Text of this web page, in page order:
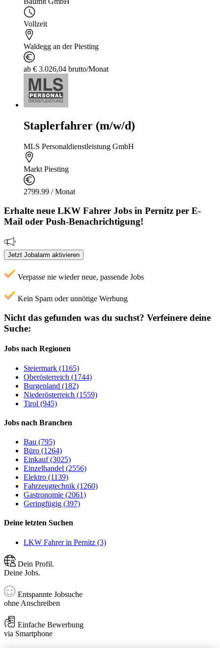
Vollzeit
Waldegg an der Piesting
ab € 3.026,04 brutto/Monat
Staplerfahrer (m/w/d)
MLS Personaldienstleistung GmbH
Markt Piesting
2799.99 / Monat
Erhalte neue LKW Fahrer Jobs in Pernitz per E-
Mail oder Push-Benachrichtigung!
Jetzt Jobalarm aktivieren
Verpasse nie wieder neue, passende Jobs
Kein Spam oder unnötige Werbung
Nicht das gefunden was du suchst? Verfeinere deine
Suche:
Jobs nach Regionen
Steiermark (1165)
Oberösterreich (1744)
Burgenland (182)
Niederösterreich (1559)
Tirol (945)
Jobs nach Branchen
Bau (795)
Büro (1264)
Einkauf (3025)
Einzelhandel (2556)
Elektro (1139)
Fahrzeugtechnik (1260)
Gastronomie (2061)
Geringfügig (397)
Deine letzten Suchen
LKW Fahrer in Pernitz (3)
Dein Profil.
Deine Jobs.
Entspannte Jobsuche
ohne Anschreiben
Einfache Bewerbung
via Smartphone